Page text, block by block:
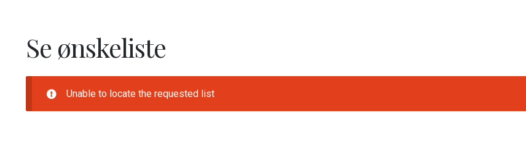
Se ønskeliste
Unable to locate the requested list